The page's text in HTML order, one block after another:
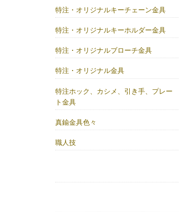
特注・オリジナルキーチェーン金具
特注・オリジナルキーホルダー金具
特注・オリジナルブローチ金具
特注・オリジナル金具
特注ホック、カシメ、引き手、プレー
ト金具
真鍮金具色々
職人技